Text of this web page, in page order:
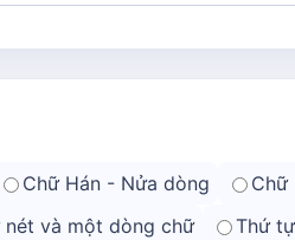
Chữ Hán - Nửa dòng
Chữ
nét và một dòng chữ
Thứ